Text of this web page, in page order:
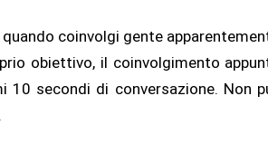
coinvolgi gente
obiettivo, il coinvolgimento
secondi di conversazione. Non